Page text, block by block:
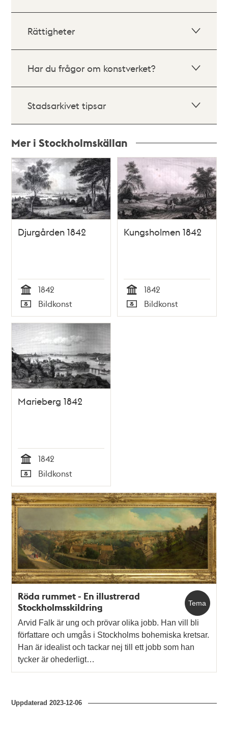
Rättigheter
Har du frågor om konstverket?
Stadsarkivet tipsar
Mer i Stockholmskällan
Relaterade
poster
och
teman
Djurgården 1842
Tid
1842
Typ
Bildkonst
Kungsholmen 1842
Tid
1842
Typ
Bildkonst
Marieberg 1842
Tid
1842
Typ
Bildkonst
Tema
Röda rummet - En illustrerad
Stockholmsskildring
Arvid Falk är ung och prövar olika jobb. Han vill bli
författare och umgås i Stockholms bohemiska kretsar.
Han är idealist och tackar nej till ett jobb som han
tycker är ohederligt…
Uppdaterad2023-12-06